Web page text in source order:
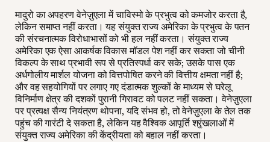
मादुरो का अपहरण वेनेज़ुएला में चाविस्मो के प्रभुत्व को कमजोर करता है,
लेकिन समाप्त नहीं करता। यह संयुक्त राज्य अमेरिका के प्रभुत्व के पतन
की संरचनात्मक विरोधाभासों को भी हल नहीं करता। संयुक्त राज्य
अमेरिका एक ऐसा आकर्षक विकास मॉडल पेश नहीं कर सकता जो चीनी
विकल्प के साथ प्रभावी रूप से प्रतिस्पर्धा कर सके; उसके पास एक
अर्धगोलीय मार्शल योजना को वित्तपोषित करने की वित्तीय क्षमता नहीं है;
और वह सहयोगियों पर लगाए गए दंडात्मक शुल्कों के माध्यम से घरेलू
विनिर्माण क्षेत्र की दशकों पुरानी गिरावट को पलट नहीं सकता। वेनेज़ुएला
पर प्रत्यक्ष सैन्य नियंत्रण थोपना, यदि संभव हो, तो वेनेज़ुएला के तेल तक
पहुंच की गारंटी दे सकता है, लेकिन यह वैश्विक आपूर्ति श्रृंखलाओं में
संयुक्त राज्य अमेरिका की केंद्रीयता को बहाल नहीं करता।